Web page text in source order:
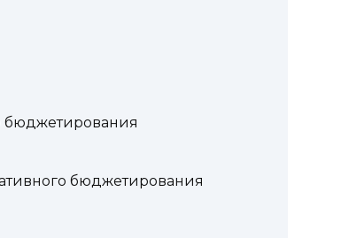
бюджетирования
бюджетирования